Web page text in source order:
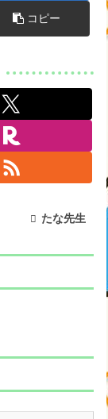
コピー
たな先生